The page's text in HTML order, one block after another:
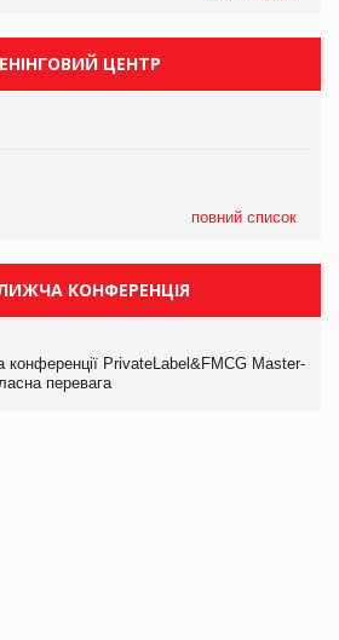
ЦЕНТР
повний список
КОНФЕРЕНЦІЯ
конференції PrivateLabel&FMCG Master-
перевага